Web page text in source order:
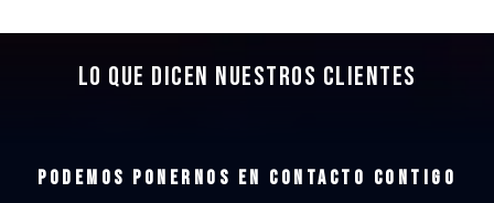
Lo que dicen nuestros clientes
Podemos ponernos en contacto contigo